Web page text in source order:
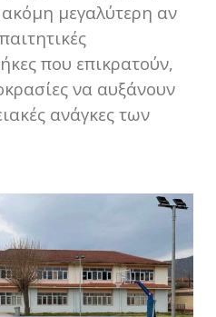
μεγαλύτερη αν
που επικρατούν,
να αυξάνουν
ανάγκες των